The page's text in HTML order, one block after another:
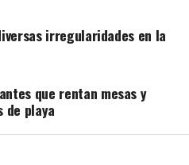
irregularidades en la
que rentan mesas y
de playa